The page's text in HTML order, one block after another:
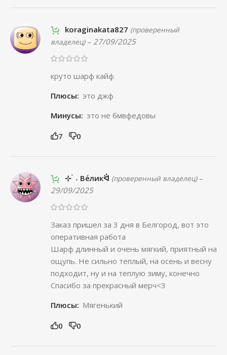
koraginakata827 (проверенный
владелец) – 27/09/2025
круто шарф кайф
Плюсы: это джф
Минусы: это не бмвфедовы
7 0
⊹ ࣪ ˖ Ве́ликᐛ (проверенный владелец) –
29/09/2025
Заказ пришел за 3 дня в Белгород, вот это
оперативная работа
Шарф длинный и очень мягкий, приятный на
ощупь. Не сильно теплый, на осень и весну
подходит, ну и на теплую зиму, конечно
Спасибо за прекрасный мерч<3
Плюсы: Мягенький
0 0